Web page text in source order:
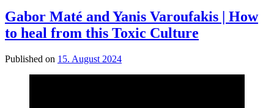
Gabor Maté and Yanis Varoufakis | How
to heal from this Toxic Culture
Published on 15. August 2024